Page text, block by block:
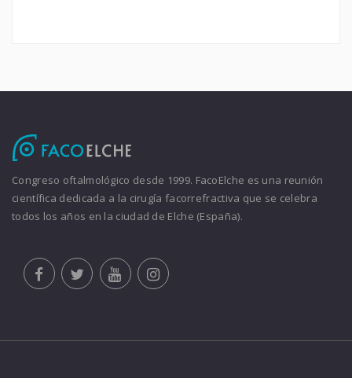
Congreso oftalmológico desde 1999. FacoElche es una reunión
científica dedicada a la cirugía facorrefractiva que se celebra
todos los años en la ciudad de Elche (España).